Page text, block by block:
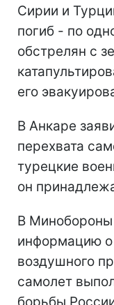
Сирии и
погиб - по
обстрелян с
его
В Анкаре
перехвата
турецкие
он
В
информацию о
воздушного
самолет
борьбы